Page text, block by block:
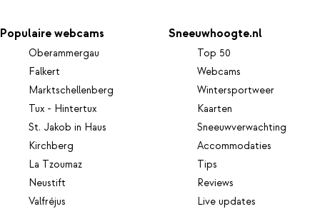
Populaire webcams
Oberammergau
Falkert
Marktschellenberg
Tux - Hintertux
St. Jakob in Haus
Kirchberg
La Tzoumaz
Neustift
Valfréjus
Sneeuwhoogte.nl
Top 50
Webcams
Wintersportweer
Kaarten
Sneeuwverwachting
Accommodaties
Tips
Reviews
Live updates